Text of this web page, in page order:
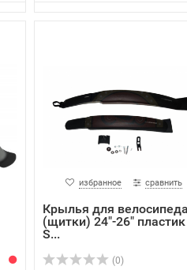
избранное сравнить
Крылья для
(щитки) 24"-26" пластик
S...
(0)